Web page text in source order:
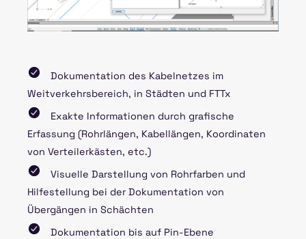
Dokumentation des Kabelnetzes im
Weitverkehrsbereich, in Städten und FTTx
Exakte Informationen durch grafische
Erfassung (Rohrlängen, Kabellängen, Koordinaten
von Verteilerkästen, etc.)
Visuelle Darstellung von Rohrfarben und
Hilfestellung bei der Dokumentation von
Übergängen in Schächten
Dokumentation bis auf Pin-Ebene